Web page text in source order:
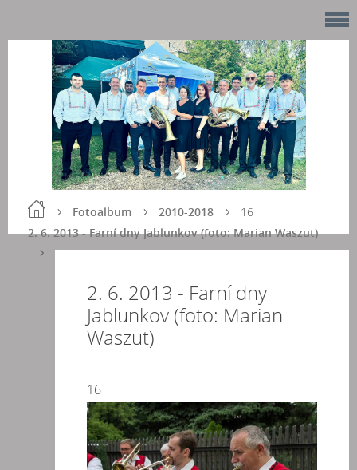
Fotoalbum
2010-2018
2. 6. 2013 - Farní dny Jablunkov (foto: Marian Waszut)
16
2. 6. 2013 - Farní dny
Jablunkov (foto: Marian
Waszut)
16